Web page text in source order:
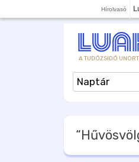
Hírolvasó
A TUDÓZSIDÓ